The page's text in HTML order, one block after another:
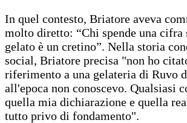
In quel contesto, Briatore aveva
molto diretto: “Chi spende una cifra
gelato è un cretino”. Nella storia
social, Briatore precisa "non ho
riferimento a una gelateria di Ruvo
all'epoca non conoscevo. Qualsiasi
quella mia dichiarazione e quella
tutto privo di fondamento".